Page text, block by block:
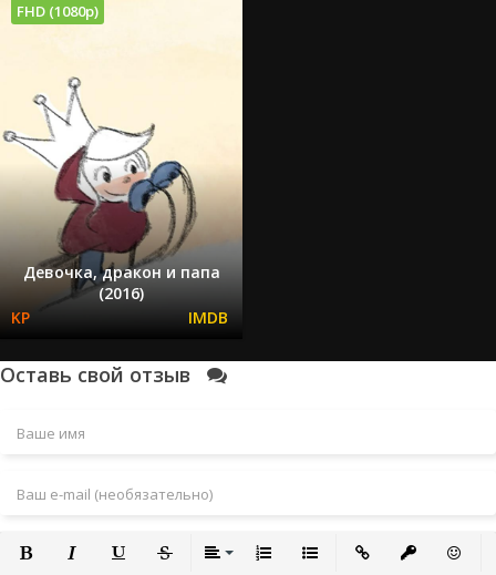
FHD (1080p)
Девочка, дракон и папа
(2016)
Оставь свой отзыв